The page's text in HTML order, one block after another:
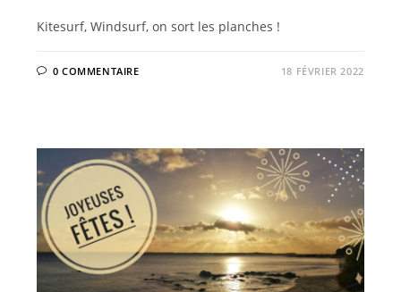
Kitesurf, Windsurf, on sort les planches !
0 COMMENTAIRE 18 FÉVRIER 2022